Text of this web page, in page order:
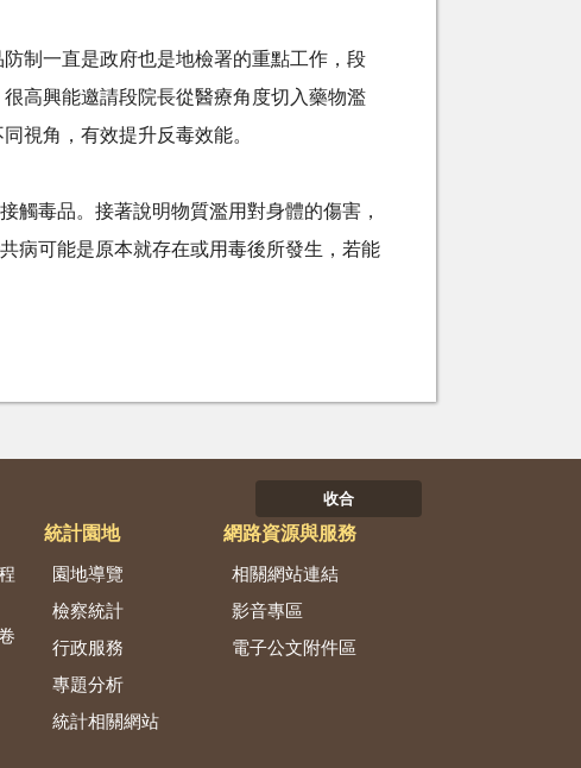
制一直是政府也是地檢署的重點工作，段
高興能邀請段院長從醫療角度切入藥物濫
視角，有效提升反毒效能。
毒品。接著說明物質濫用對身體的傷害，
病可能是原本就存在或用毒後所發生，若能
收合
統計園地
園地導覽
檢察統計
行政服務
專題分析
統計相關網站
網路資源與服務
相關網站連結
影音專區
電子公文附件區